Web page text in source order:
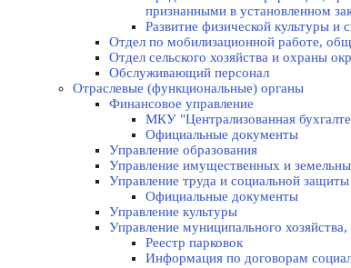
признанными в установленном
Развитие физической культуры и
Отдел по мобилизационной работе,
Отдел сельского хозяйства и охраны
Обслуживающий персонал
Отраслевые (функциональные) органы
Финансовое управление
МКУ "Централизованная
Официальные документы
Управление образования
Управление имущественных и
Управление труда и социальной защиты
Официальные документы
Управление культуры
Управление муниципального
Реестр парковок
Информация по договорам